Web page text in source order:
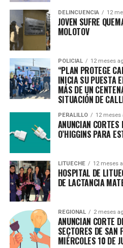
DELINCUENCIA 12
JOVEN SUFRE
MOLOTOV
POLICIAL 12 meses
“PLAN PROTEGE
INICIA SU PUESTA
MÁS DE UN
SITUACIÓN DE
PERALILLO 12 meses
ANUNCIAN CORTES
O’HIGGINS PARA
LITUECHE 12 meses
HOSPITAL DE
DE LACTANCIA
REGIONAL 2 meses
ANUNCIAN CORTE
SECTORES DE SAN
MIÉRCOLES 10 DE